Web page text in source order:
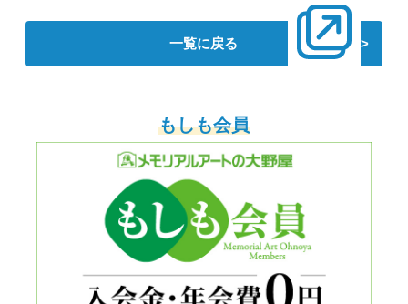
一覧に戻る
もしも会員